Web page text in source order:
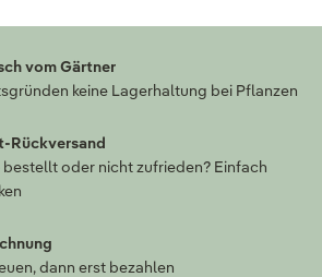
vom Gärtner
keine Lagerhaltung bei Pflanzen
Rückversand
bestellt oder nicht zufrieden? Einfach
dann erst bezahlen